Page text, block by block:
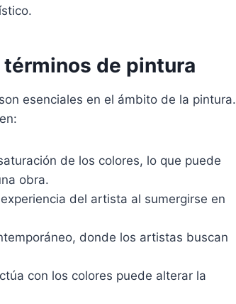
de pintura
esenciales en el ámbito de la pintura.
de los colores, lo que puede
obra.
del artista al sumergirse en
donde los artistas buscan
con los colores puede alterar la